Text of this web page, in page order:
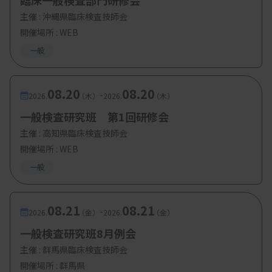
主催 : 沖縄県臨床検査技師会
開催場所 : WEB
一般
2026. 08.20（木） -2026. 08.20（木）
一般検査研究班 第1回研修会
主催 : 高知県臨床検査技師会
開催場所 : WEB
一般
2026. 08.21（金） -2026. 08.21（金）
一般検査研究班8月例会
主催 : 群馬県臨床検査技師会
開催場所 : 群馬県